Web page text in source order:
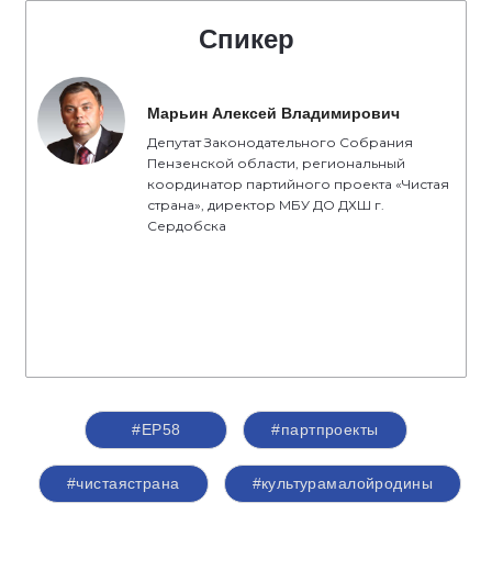
Спикер
Марьин Алексей Владимирович
Депутат Законодательного Собрания
Пензенской области, региональный
координатор партийного проекта «Чистая
страна», директор МБУ ДО ДХШ г.
Сердобска
#ЕР58 #партпроекты
#чистаястрана #культурамалойродины